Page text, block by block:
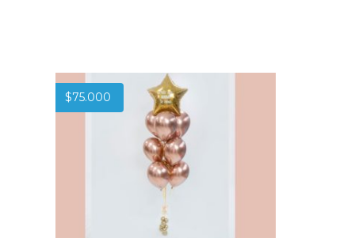
$75.000